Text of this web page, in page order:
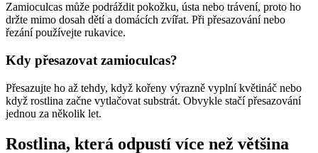
Zamioculcas může podráždit pokožku, ústa nebo trávení, proto ho
držte mimo dosah dětí a domácích zvířat. Při přesazování nebo
řezání používejte rukavice.
Kdy přesazovat zamioculcas?
Přesazujte ho až tehdy, když kořeny výrazně vyplní květináč nebo
když rostlina začne vytlačovat substrát. Obvykle stačí přesazování
jednou za několik let.
Rostlina, která odpustí více než většina